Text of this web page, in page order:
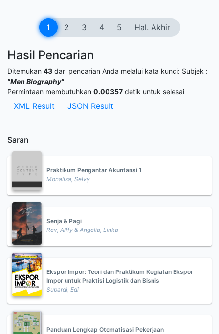
1 2 3 4 5 Hal. Akhir
Hasil Pencarian
Ditemukan 43 dari pencarian Anda melalui kata kunci: Subjek :
"Men Biography"
Permintaan membutuhkan 0.00357 detik untuk selesai
XML Result JSON Result
Saran
Praktikum Pengantar Akuntansi 1
Monalisa, Selvy
Senja & Pagi
Rev, Alffy & Angelia, Linka
Ekspor Impor: Teori dan Praktikum Kegiatan Ekspor
Impor untuk Praktisi Logistik dan Bisnis
Supardi, Edi
Panduan Lengkap Otomatisasi Pekerjaan